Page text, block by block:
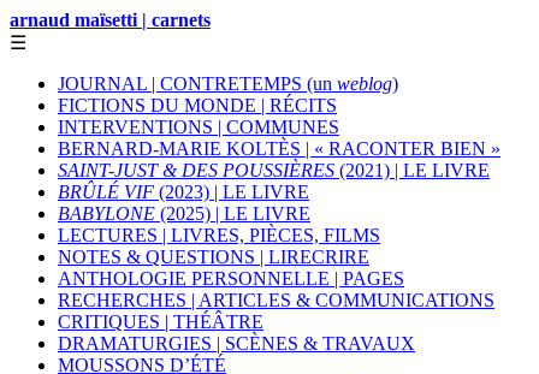
arnaud maïsetti | carnets
☰
JOURNAL | CONTRETEMPS (un weblog)
FICTIONS DU MONDE | RÉCITS
INTERVENTIONS | COMMUNES
BERNARD-MARIE KOLTÈS | « RACONTER BIEN »
SAINT-JUST & DES POUSSIÈRES (2021) | LE LIVRE
BRÛLÉ VIF (2023) | LE LIVRE
BABYLONE (2025) | LE LIVRE
LECTURES | LIVRES, PIÈCES, FILMS
NOTES & QUESTIONS | LIRECRIRE
ANTHOLOGIE PERSONNELLE | PAGES
RECHERCHES | ARTICLES & COMMUNICATIONS
CRITIQUES | THÉÂTRE
DRAMATURGIES | SCÈNES & TRAVAUX
MOUSSONS D’ÉTÉ